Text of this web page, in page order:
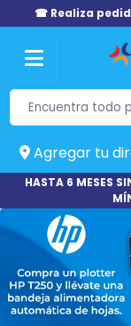
☎ Realiza
Agregar tu
HASTA 6 MESES